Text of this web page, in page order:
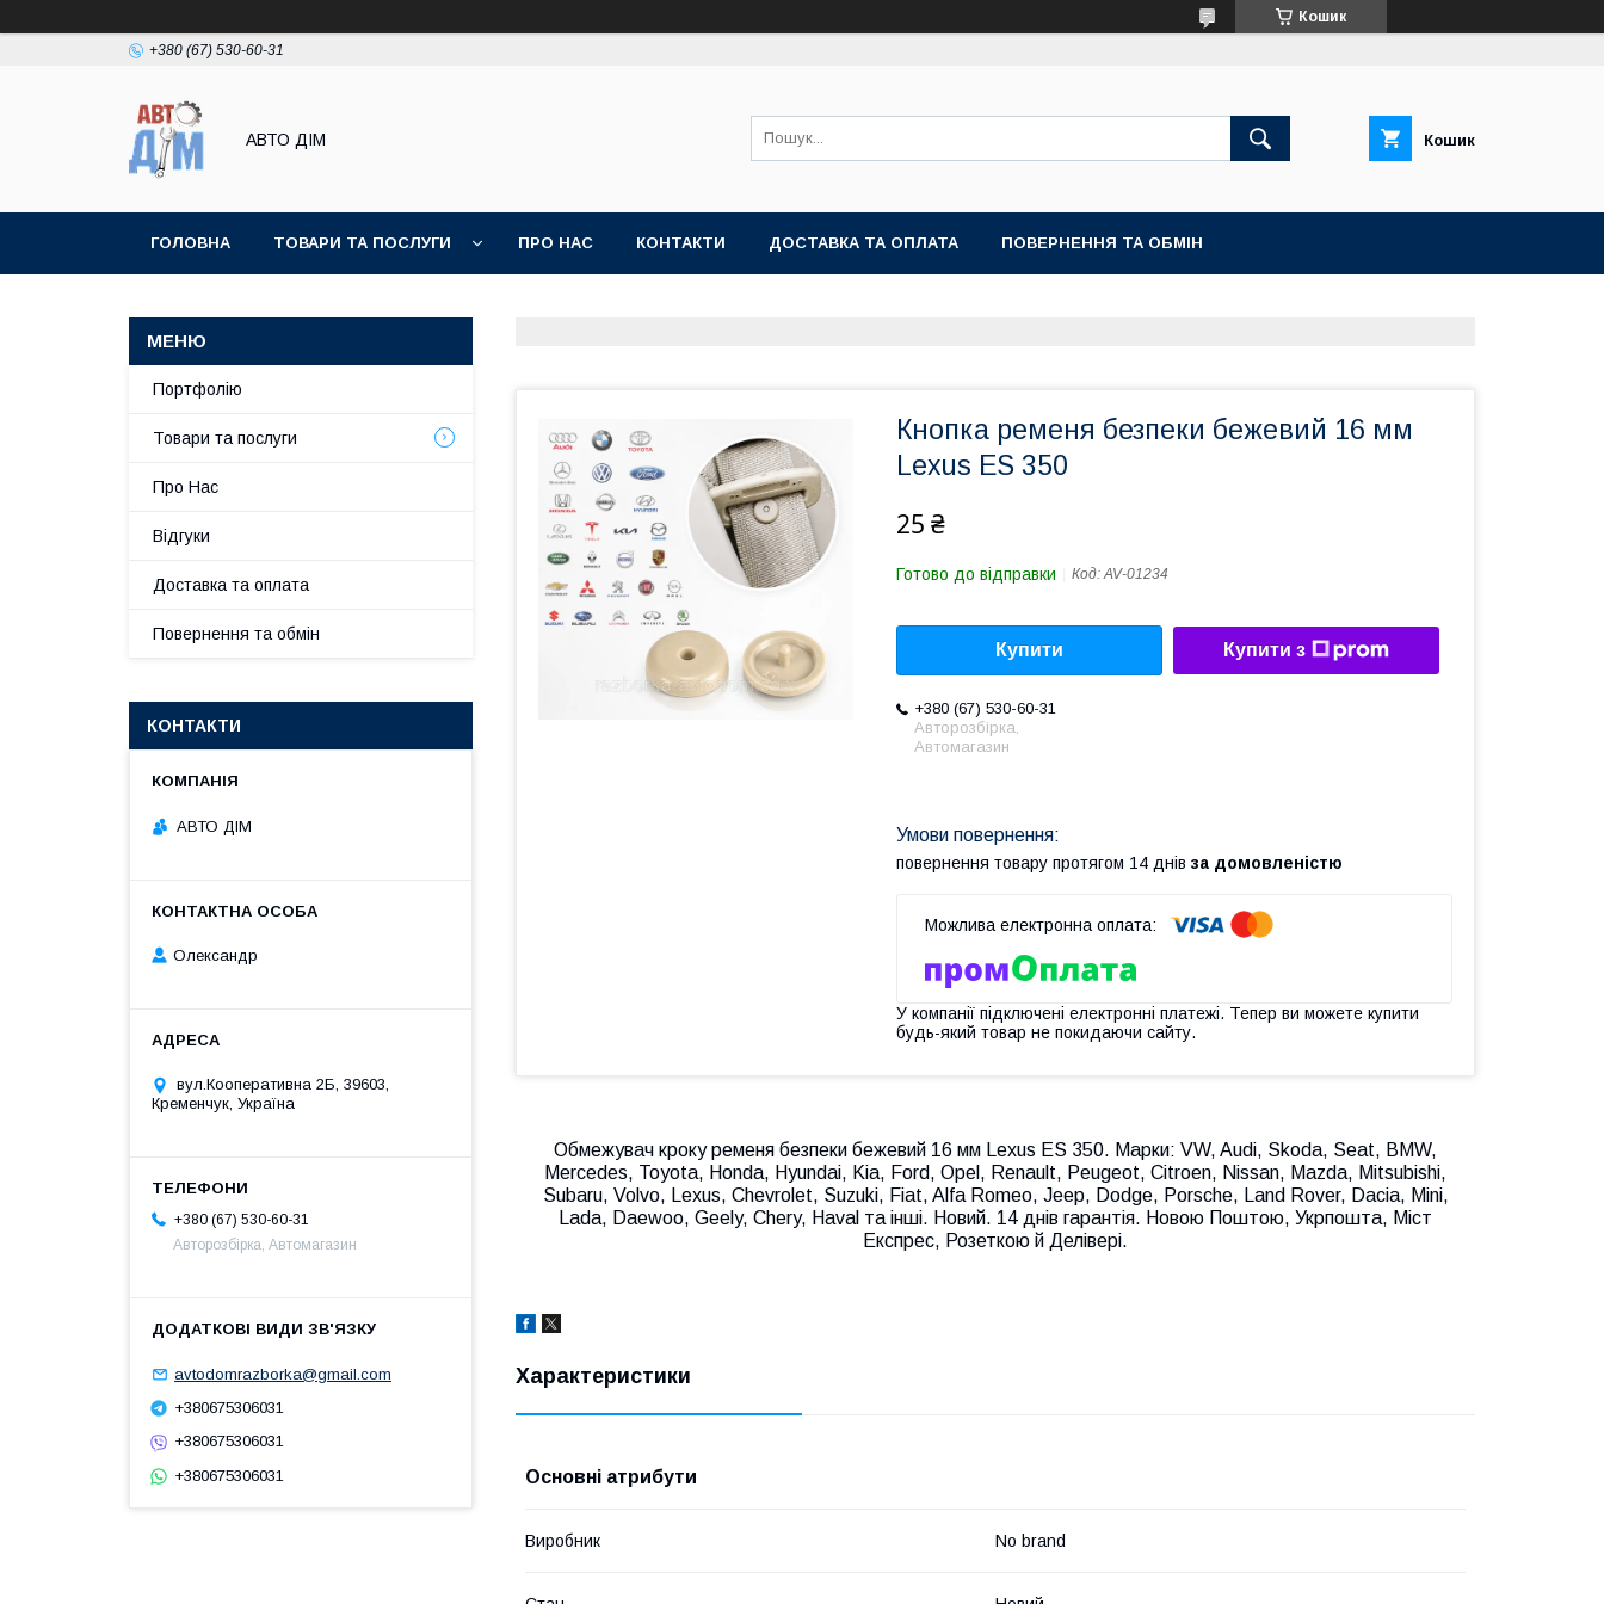
Кошик
+380 (67) 530-60-31
АВТО ДIМ Кошик
ГОЛОВНА ТОВАРИ ТА ПОСЛУГИ ПРО НАС КОНТАКТИ ДОСТАВКА ТА ОПЛАТА ПОВЕРНЕННЯ ТА ОБМІН
Кнопка ременя безпеки бежевий 16 мм
Lexus ES 350
25 ₴
Готово до відправки Код:AV-01234
Купити Купити з
+380 (67) 530-60-31
Авторозбірка,
Автомагазин
повернення товару протягом 14 днів за домовленістю
У компанії підключені електронні платежі. Тепер ви можете купити
будь-який товар не покидаючи сайту.
Обмежувач кроку ременя безпеки бежевий 16 мм Lexus ES 350. Марки: VW, Audi, Skoda, Seat, BMW,
Mercedes, Toyota, Honda, Hyundai, Kia, Ford, Opel, Renault, Peugeot, Citroen, Nissan, Mazda, Mitsubishi,
Subaru, Volvo, Lexus, Chevrolet, Suzuki, Fiat, Alfa Romeo, Jeep, Dodge, Porsche, Land Rover, Dacia, Mini,
Lada, Daewoo, Geely, Chery, Haval та інші. Новий. 14 днів гарантія. Новою Поштою, Укрпошта, Міст
Експрес, Розеткою й Делівері.
Характеристики
Основні атрибути
Виробник No brand
Портфолію
Товари та послуги
Про Нас
Відгуки
Доставка та оплата
Повернення та обмін
КОНТАКТИ
АВТО ДІМ
Олександр
вул.Кооперативна 2Б, 39603,
Кременчук, Україна
+380 (67) 530-60-31
Авторозбірка, Автомагазин
avtodomrazborka@gmail.com
+380675306031
+380675306031
+380675306031